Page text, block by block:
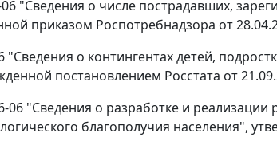
"Сведения о числе пострадавших,
приказом Роспотребнадзора от
"Сведения о контингентах детей,
постановлением Росстата от
06 "Сведения о разработке и
благополучия населения",